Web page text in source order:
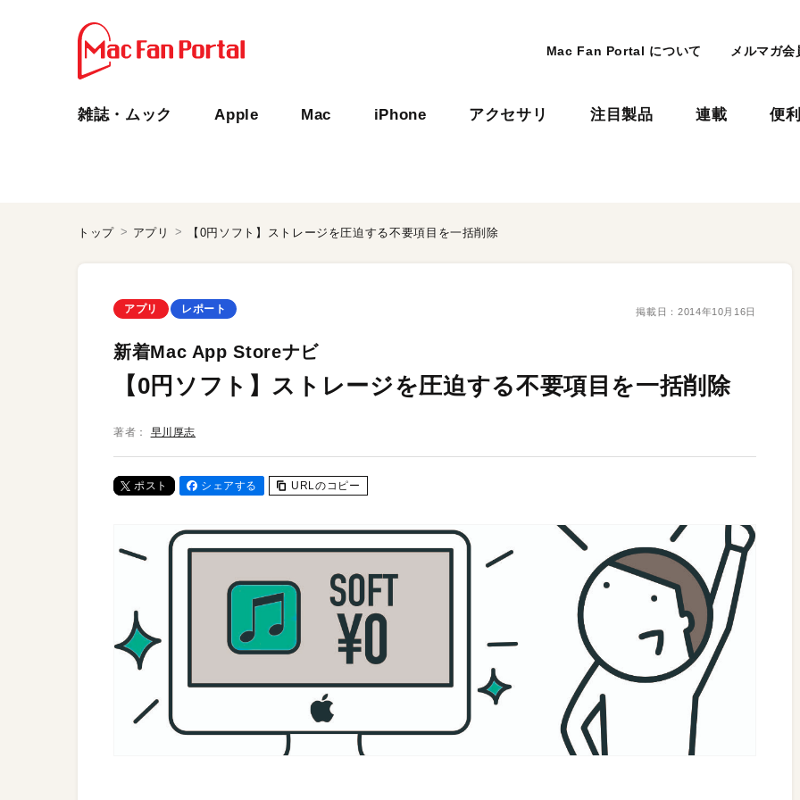
Mac Fan Portal について メルマガ会
雑誌・ムック Apple Mac iPhone アクセサリ 注目製品 連載 便
トップ アプリ 【0円ソフト】ストレージを圧迫する不要項目を一括削除
アプリ レポート 掲載日： 2014年10月16日
新着Mac App Storeナビ
【0円ソフト】ストレージを圧迫する不要項目を一括削除
著者： 早川厚志
ポスト シェアする URLのコピー